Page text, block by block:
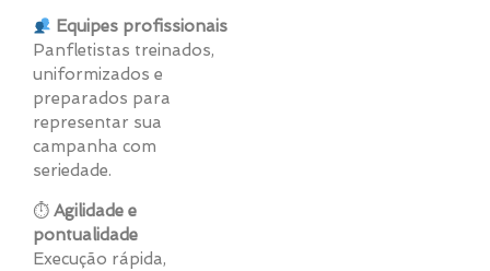
Equipes profissionais
Panfletistas treinados,
uniformizados e
preparados para
representar sua
campanha com
seriedade.
⏱ Agilidade e
pontualidade
Execução rápida,